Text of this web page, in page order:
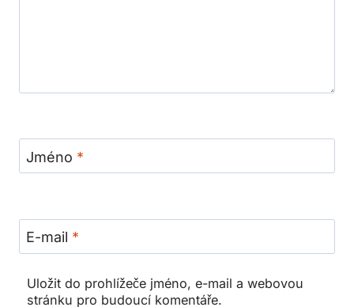
Jméno *
E-mail *
Uložit do prohlížeče jméno, e-mail a webovou
stránku pro budoucí komentáře.